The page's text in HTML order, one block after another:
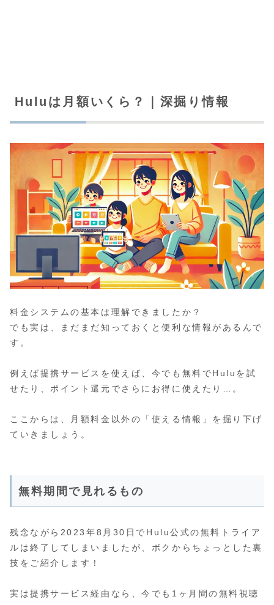
Huluは月額いくら？｜深掘り情報
料金システムの基本は理解できましたか？
でも実は、まだまだ知っておくと便利な情報があるんで
す。
例えば提携サービスを使えば、今でも無料でHuluを試
せたり、ポイント還元でさらにお得に使えたり…。
ここからは、月額料金以外の「使える情報」を掘り下げ
ていきましょう。
無料期間で見れるもの
残念ながら2023年8月30日でHulu公式の無料トライア
ルは終了してしまいましたが、ボクからちょっとした裏
技をご紹介します！
実は提携サービス経由なら、今でも1ヶ月間の無料視聴